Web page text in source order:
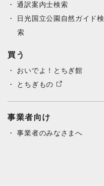
通訳案内士検索
日光国立公園自然ガイド検
索
買う
おいでよ！とちぎ館
とちぎもの
事業者向け
事業者のみなさまへ